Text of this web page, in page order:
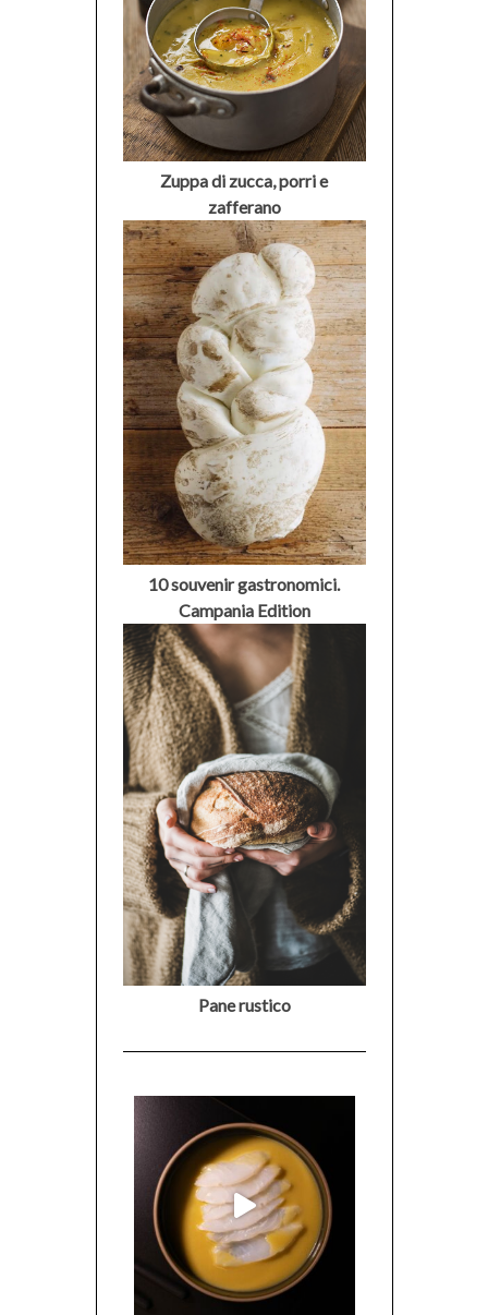
Zuppa di zucca, porri e
zafferano
10 souvenir gastronomici.
Campania Edition
Pane rustico